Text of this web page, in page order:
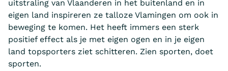
uitstraling van Vlaanderen in het buitenland en in
eigen land inspireren ze talloze Vlamingen om ook in
beweging te komen. Het heeft immers een sterk
positief effect als je met eigen ogen en in je eigen
land topsporters ziet schitteren. Zien sporten, doet
sporten.